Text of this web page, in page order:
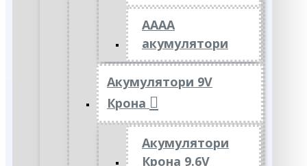
АААА
акумулятори
Акумулятори 9V
Крона
Акумулятори
Крона 9.6V